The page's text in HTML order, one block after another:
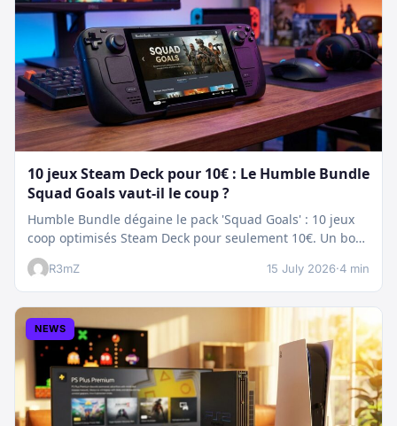
10 jeux Steam Deck pour 10€ : Le Humble Bundle
Squad Goals vaut-il le coup ?
Humble Bundle dégaine le pack 'Squad Goals' : 10 jeux
coop optimisés Steam Deck pour seulement 10€. Un bon
plan…
R3mZ 15 July 2026·4 min
NEWS